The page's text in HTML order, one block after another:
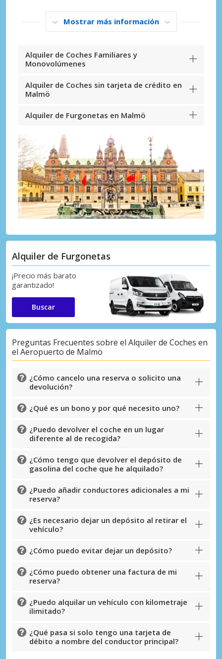
Mostrar más información
Alquiler de Coches Familiares y
Monovolúmenes
Alquiler de Coches sin tarjeta de crédito en
Malmö
Alquiler de Furgonetas en Malmö
Alquiler de Furgonetas
¡Precio más barato
garantizado!
Buscar
Preguntas Frecuentes sobre el Alquiler de Coches en
el Aeropuerto de Malmö
¿Cómo cancelo una reserva o solicito una
devolución?
¿Qué es un bono y por qué necesito uno?
¿Puedo devolver el coche en un lugar
diferente al de recogida?
¿Cómo tengo que devolver el depósito de
gasolina del coche que he alquilado?
¿Puedo añadir conductores adicionales a mi
reserva?
¿Es necesario dejar un depósito al retirar el
vehículo?
¿Cómo puedo evitar dejar un depósito?
¿Cómo puedo obtener una factura de mi
reserva?
¿Puedo alquilar un vehículo con kilometraje
ilimitado?
¿Qué pasa si solo tengo una tarjeta de
débito a nombre del conductor principal?